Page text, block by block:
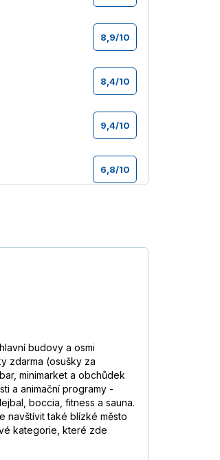
8,9/10
8,4/10
9,4/10
6,8/10
zóně a
ale nám to
hotelové
vás spát
do všelijakých
více
8/10
budovy a osmi
zdarma (osušky za
minimarket a obchůdek
a animační programy -
boccia, fitness a sauna.
navštívit také blízké město
kategorie, které zde